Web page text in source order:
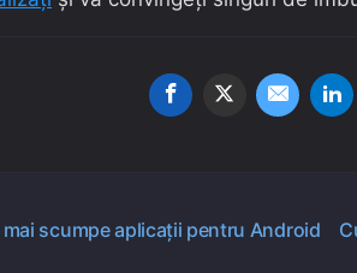
scumpe aplicații pentru Android